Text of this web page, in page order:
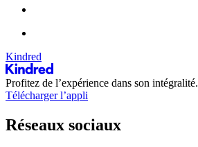
Kindred
Profitez de l’expérience dans son intégralité.
Télécharger l’appli
Réseaux sociaux